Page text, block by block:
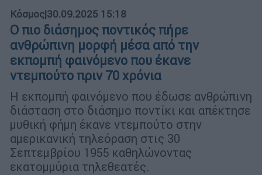
Κόσμος|30.09.2025 15:18
Ο πιο διάσημος ποντικός πήρε
ανθρώπινη μορφή μέσα από την
εκπομπή φαινόμενο που έκανε
ντεμπούτο πριν 70 χρόνια
Η εκπομπή φαινόμενο που έδωσε ανθρώπινη
διάσταση στο διάσημο ποντίκι και απέκτησε
μυθική φήμη έκανε ντεμπούτο στην
αμερικανική τηλεόραση στις 30
Σεπτεμβρίου 1955 καθηλώνοντας
εκατομμύρια τηλεθεατές.